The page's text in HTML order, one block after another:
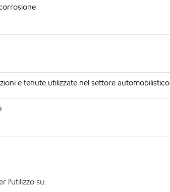
e tenute utilizzate nel settore automobilistico
l'utilizzo su: